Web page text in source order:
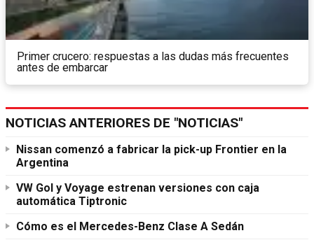
Primer crucero: respuestas a las dudas más frecuentes
antes de embarcar
NOTICIAS ANTERIORES DE "NOTICIAS"
Nissan comenzó a fabricar la pick-up Frontier en la
Argentina
VW Gol y Voyage estrenan versiones con caja
automática Tiptronic
Cómo es el Mercedes-Benz Clase A Sedán